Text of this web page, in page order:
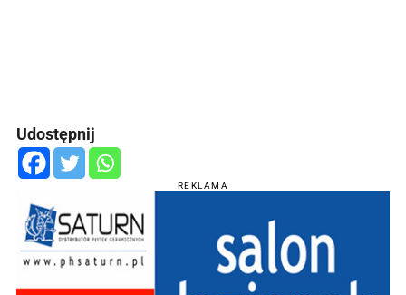
Udostępnij
REKLAMA